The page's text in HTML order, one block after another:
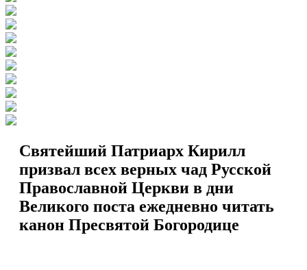
Святейший Патриарх Кирилл
призвал всех верных чад Русской
Православной Церкви в дни
Великого поста ежедневно читать
канон Пресвятой Богородице